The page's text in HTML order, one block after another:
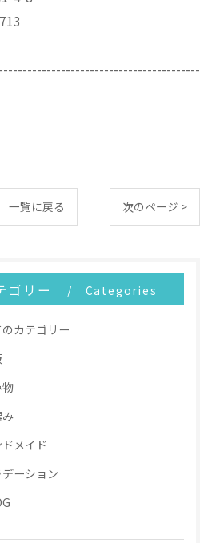
一覧に戻る 次のページ >
ゴリー Categories
カテゴリー
メイド
ーション